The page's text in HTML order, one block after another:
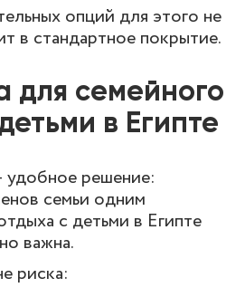
опций для этого не
в стандартное покрытие.
для семейного
в Египте
решение:
семьи одним
с детьми в Египте
важна.
риска: